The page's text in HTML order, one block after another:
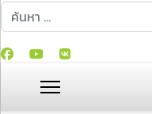
การค้นหา